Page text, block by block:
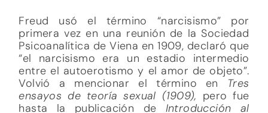
Freud usó el término “narcisismo” por
primera vez en una reunión de la Sociedad
Psicoanalítica de Viena en 1909, declaró que
“el narcisismo era un estadio intermedio
entre el autoerotismo y el amor de objeto”.
Volvió a mencionar el término en Tres
ensayos de teoría sexual (1909), pero fue
hasta la publicación de Introducción al